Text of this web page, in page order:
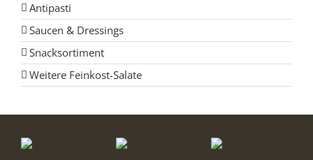
Antipasti
Saucen & Dressings
Snacksortiment
Weitere Feinkost-Salate